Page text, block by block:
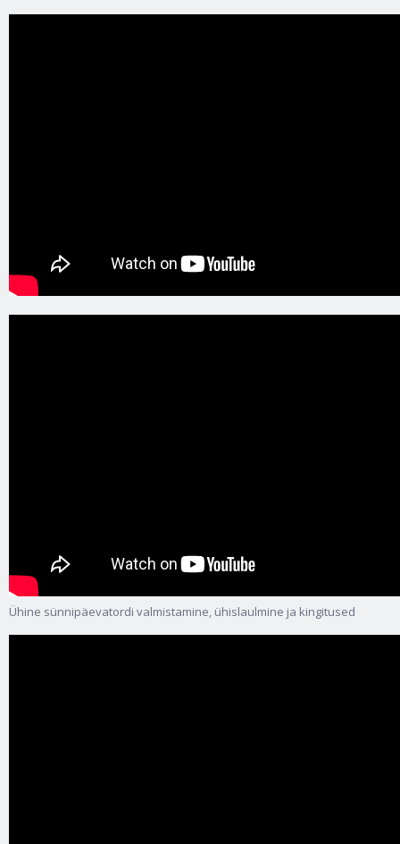
Ühine sünnipäevatordi valmistamine, ühislaulmine ja kingitused